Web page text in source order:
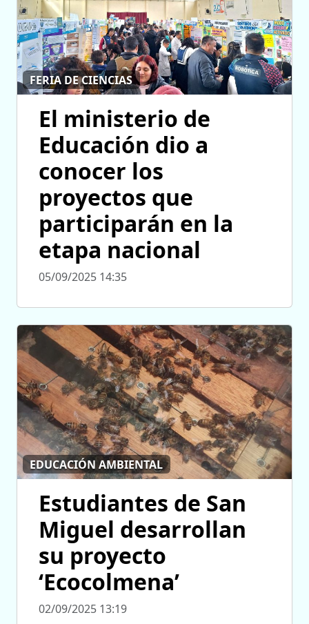
FERIA DE CIENCIAS
El ministerio de
Educación dio a
conocer los
proyectos que
participarán en la
etapa nacional
05/09/2025 14:35
EDUCACIÓN AMBIENTAL
Estudiantes de San
Miguel desarrollan
su proyecto
‘Ecocolmena’
02/09/2025 13:19